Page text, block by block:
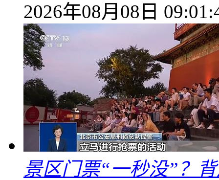
2026年08月08日
景区门票“一秒没”？